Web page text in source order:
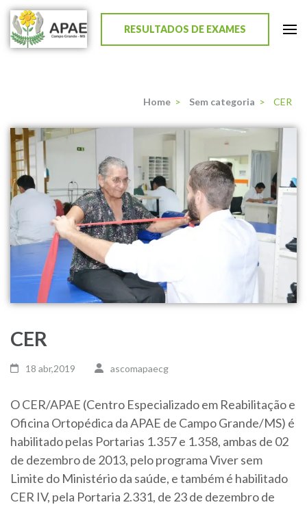
APAE de Campo Grande
RESULTADOS DE EXAMES
Home > Sem categoria > CER
CER
18 abr,2019 ascomapaecg
O CER/APAE (Centro Especializado em Reabilitação e
Oficina Ortopédica da APAE de Campo Grande/MS) é
habilitado pelas Portarias 1.357 e 1.358, ambas de 02
de dezembro de 2013, pelo programa Viver sem
Limite do Ministério da saúde, e também é habilitado
CER IV, pela Portaria 2.331, de 23 de dezembro de